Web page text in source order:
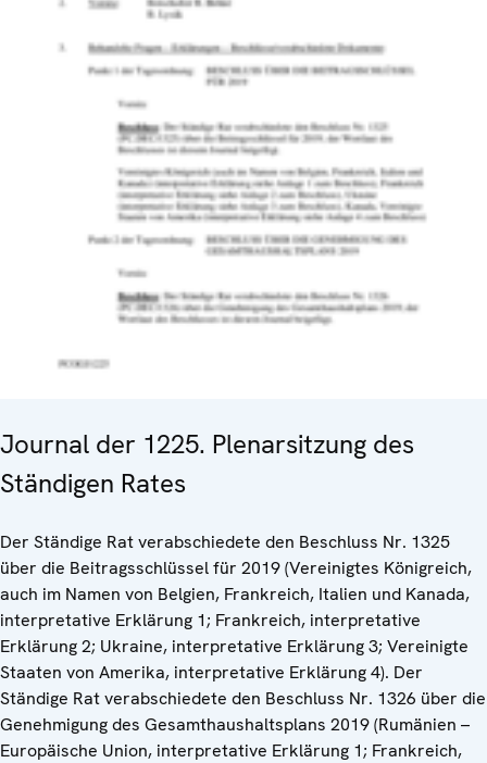
Journal der 1225. Plenarsitzung des
Ständigen Rates
Der Ständige Rat verabschiedete den Beschluss Nr. 1325
über die Beitragsschlüssel für 2019 (Vereinigtes Königreich,
auch im Namen von Belgien, Frankreich, Italien und Kanada,
interpretative Erklärung 1; Frankreich, interpretative
Erklärung 2; Ukraine, interpretative Erklärung 3; Vereinigte
Staaten von Amerika, interpretative Erklärung 4). Der
Ständige Rat verabschiedete den Beschluss Nr. 1326 über die
Genehmigung des Gesamthaushaltsplans 2019 (Rumänien –
Europäische Union, interpretative Erklärung 1; Frankreich,